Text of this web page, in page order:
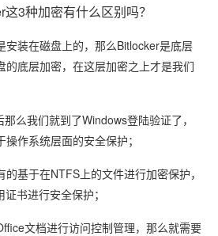
3种加密有什么区别吗？
安装在磁盘上的，那么Bitlocker是底层
的底层加密，在这层加密之上才是我们
么我们就到了Windows登陆验证了，
作系统层面的安全保护；
基于在NTFS上的文件进行加密保护，
书进行安全保护；
文档进行访问控制管理，那么就需要